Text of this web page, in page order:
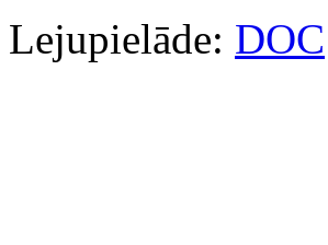
Lejupielāde: DOC